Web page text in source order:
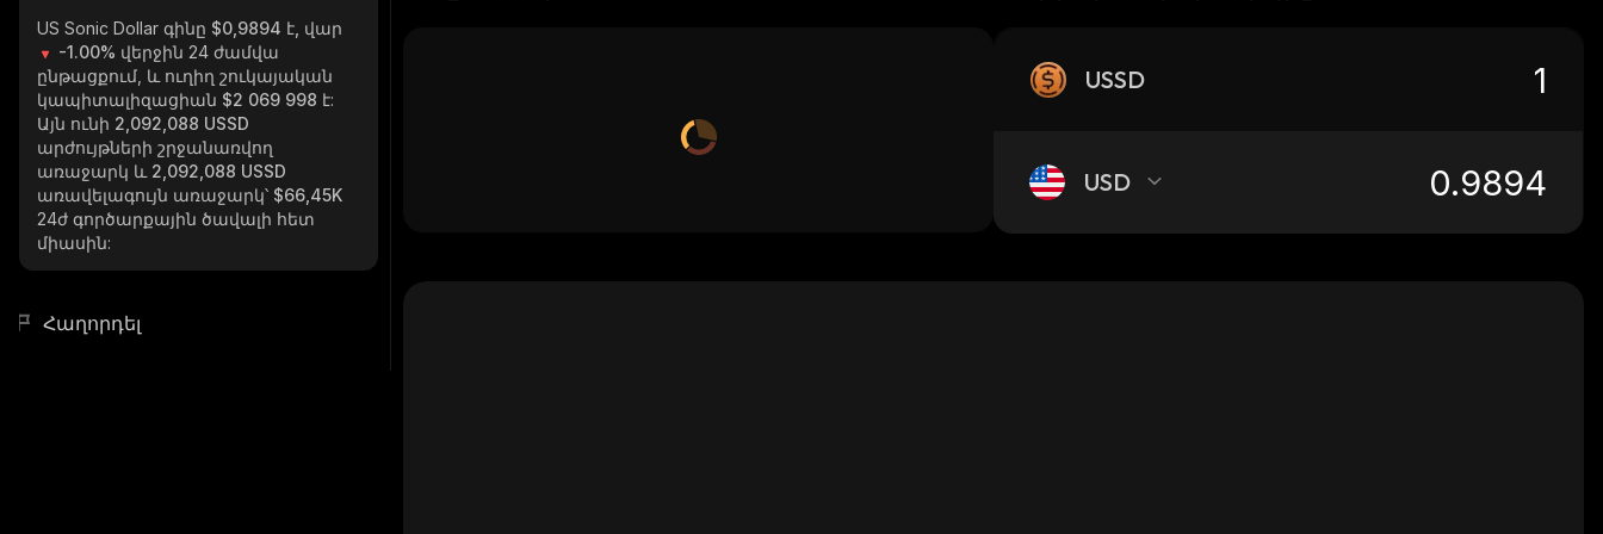
US Sonic Dollar գինը $0,9894 է, վար
-1.00% վերջին 24 ժամվա
ընթացքում, և ուղիղ շուկայական
կապիտալիզացիան $2 069 998 է:
Այն ունի 2,092,088 USSD
արժույթների շրջանառվող
առաջարկ և 2,092,088 USSD
առավելագույն առաջարկ՝ $66,45K
24ժ գործարքային ծավալի հետ
միասին:
Հաղորդել
USSD
USD